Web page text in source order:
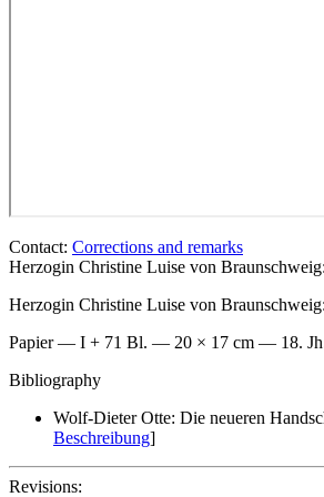
Contact: Corrections and remarks
Herzogin Christine Luise von
Herzogin Christine Luise von Braunschweig
Papier — I + 71 Bl. — 20 × 17 cm — 18.
Bibliography
Wolf-Dieter Otte: Die neueren
Beschreibung]
Revisions: